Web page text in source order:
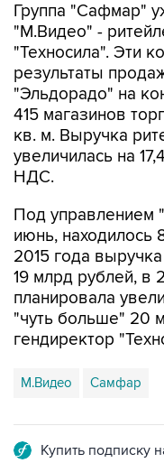
Группа "Сафмар"
"М.Видео" -
"Техносила". Эти
результаты
"Эльдорадо" на
415 магазинов
кв. м. Выручка
увеличилась на
НДС.
Под управлением
июнь, находилось
2015 года
19 млрд рублей, в
планировала
"чуть больше" 20
гендиректор
М.Видео Самфар
Купить подписку